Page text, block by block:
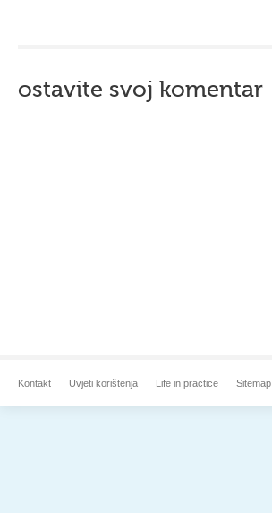
ostavite svoj komentar
Kontakt Uvjeti korištenja Life in practice Sitemap